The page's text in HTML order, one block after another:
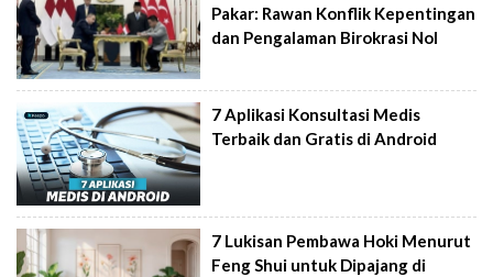
Pakar: Rawan Konflik Kepentingan
dan Pengalaman Birokrasi Nol
7 Aplikasi Konsultasi Medis
Terbaik dan Gratis di Android
7 Lukisan Pembawa Hoki Menurut
Feng Shui untuk Dipajang di